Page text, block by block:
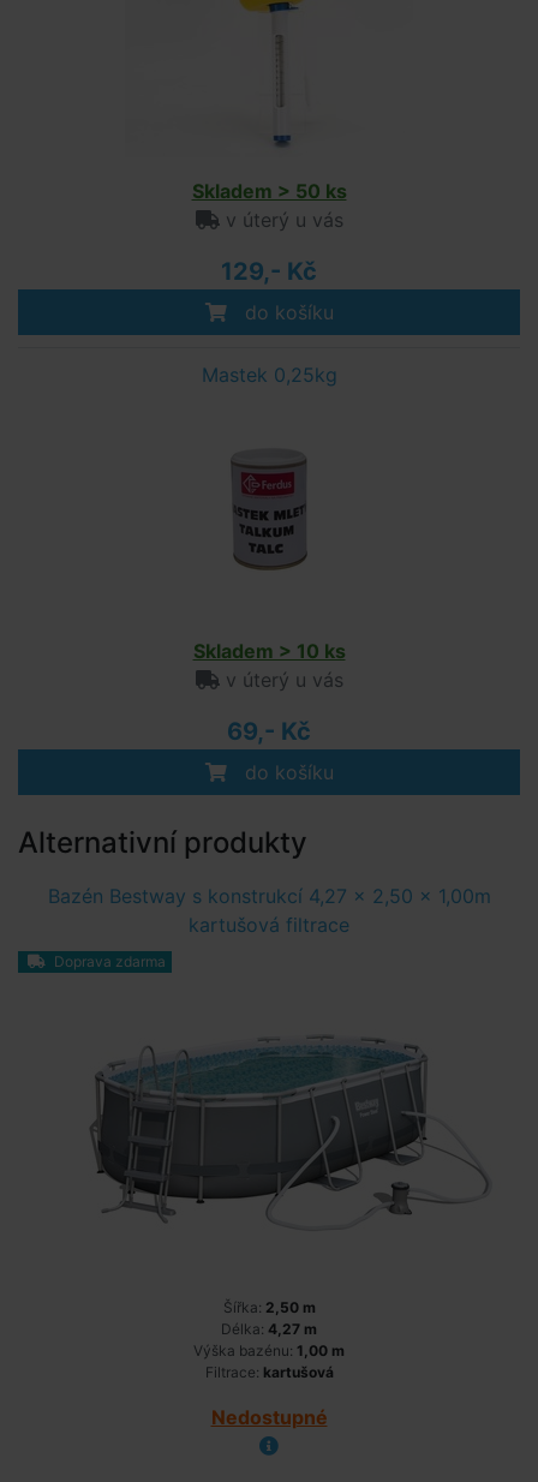
Skladem > 50 ks
v úterý u vás
129,- Kč
do košíku
Mastek 0,25kg
Skladem > 10 ks
v úterý u vás
69,- Kč
do košíku
Alternativní produkty
Bazén Bestway s konstrukcí 4,27 x 2,50 x 1,00m
kartušová filtrace
Doprava zdarma
Šířka: 2,50 m
Délka: 4,27 m
Výška bazénu: 1,00 m
Filtrace: kartušová
Nedostupné